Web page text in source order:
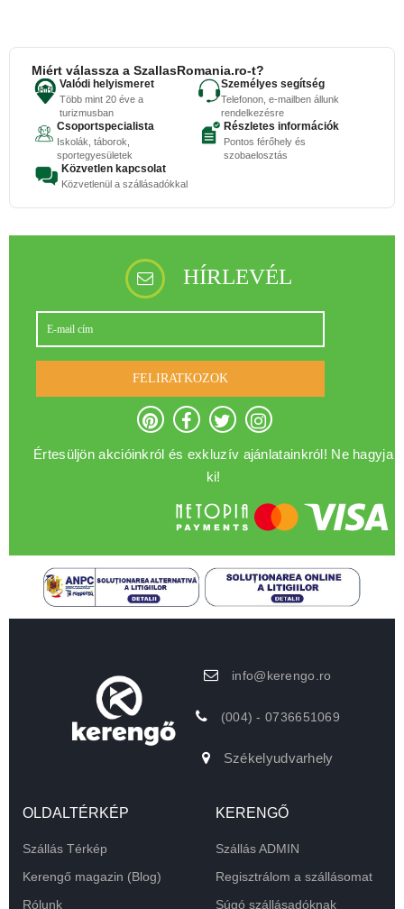
Miért válassza a SzallasRomania.ro-t?
Valódi helyismeret
Több mint 20 éve a
turizmusban
Személyes segítség
Telefonon, e-mailben állunk
rendelkezésre
Csoportspecialista
Iskolák, táborok,
sportegyesületek
Részletes információk
Pontos férőhely és
szobaelosztás
Közvetlen kapcsolat
Közvetlenül a szállásadókkal
HÍRLEVÉL
FELIRATKOZOK
Értesüljön akcióinkról és exkluzív ajánlatainkról! Ne hagyja
ki!
info@kerengo.ro
(004) - 0736651069
Székelyudvarhely
OLDALTÉRKÉP
Szállás Térkép
Kerengő magazin (Blog)
Rólunk
KERENGŐ
Szállás ADMIN
Regisztrálom a szállásomat
Súgó szállásadóknak